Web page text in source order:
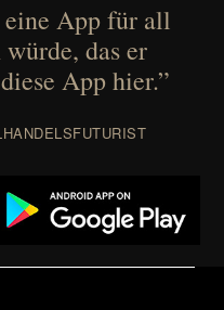
eine App für all
das er
App hier.”